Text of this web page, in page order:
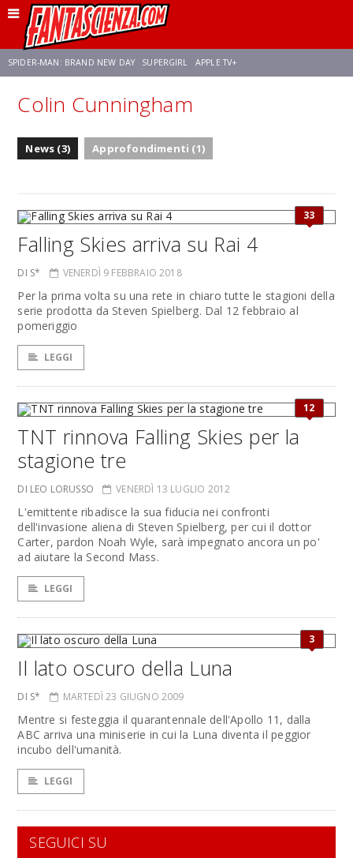
SPIDER-MAN: BRAND NEW DAY SUPERGIRL APPLE TV+
FRANCO RICCIARDIELLO ZENDAYA STAR TREK
Colin Cunningham
News (3) Approfondimenti (1)
33
Falling Skies arriva su Rai 4
DI S* VENERDÌ 9 FEBBRAIO 2018
Per la prima volta su una rete in chiaro tutte le stagioni della
serie prodotta da Steven Spielberg. Dal 12 febbraio al
pomeriggio
LEGGI
12
TNT rinnova Falling Skies per la
stagione tre
DI LEO LORUSSO VENERDÌ 13 LUGLIO 2012
L'emittente ribadisce la sua fiducia nei confronti
dell'invasione aliena di Steven Spielberg, per cui il dottor
Carter, pardon Noah Wyle, sarà impegnato ancora un po'
ad aiutare la Second Mass.
LEGGI
3
Il lato oscuro della Luna
DI S* MARTEDÌ 23 GIUGNO 2009
Mentre si festeggia il quarantennale dell'Apollo 11, dalla
ABC arriva una miniserie in cui la Luna diventa il peggior
incubo dell'umanità.
LEGGI
SEGUICI SU